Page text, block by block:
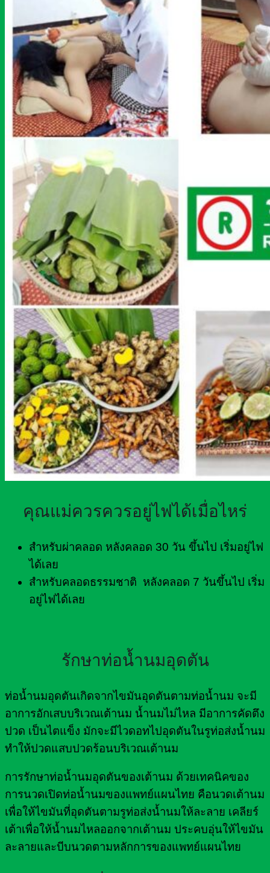
คุณแม่ควรควรอยู่ไฟได้เมื่อไหร่
สำหรับผ่าคลอด หลังคลอด 30 วัน ขึ้นไป เริ่มอยู่ไฟ
ได้เลย
สำหรับคลอดธรรมชาติ หลังคลอด 7 วันขึ้นไป เริ่ม
อยู่ไฟได้เลย
รักษาท่อน้ำนมอุดตัน
ท่อน้ำนมอุดตันเกิดจากไขมันอุดตันตามท่อน้ำนม จะมี
อาการอักเสบบริเวณเต้านม น้ำนมไม่ไหล มีอาการคัดตึง
ปวด เป็นไตแข็ง มักจะมีไวดอทไปอุดตันในรูท่อส่งน้ำนม
ทำให้ปวดแสบปวดร้อนบริเวณเต้านม
การรักษาท่อน้ำนมอุดตันของเต้านม ด้วยเทคนิคของ
การนวดเปิดท่อน้ำนมของแพทย์แผนไทย คือนวดเต้านม
เพื่อให้ไขมันที่อุดตันตามรูท่อส่งน้ำนมให้ละลาย เคลียร์
เต้าเพื่อให้น้ำนมไหลออกจากเต้านม ประคบอุ่นให้ไขมัน
ละลายและบีบนวดตามหลักการของแพทย์แผนไทย